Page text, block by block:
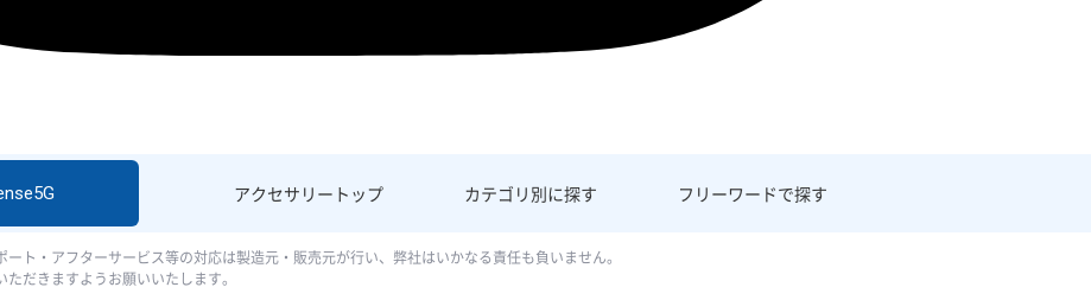
アクセサリー トップ カテゴリ別に探す フリーワードで探す
ト・アフターサービス等の対応は製造元・販売元が行い、弊社はいかなる責任も負いません。
だきますようお願いいたします。